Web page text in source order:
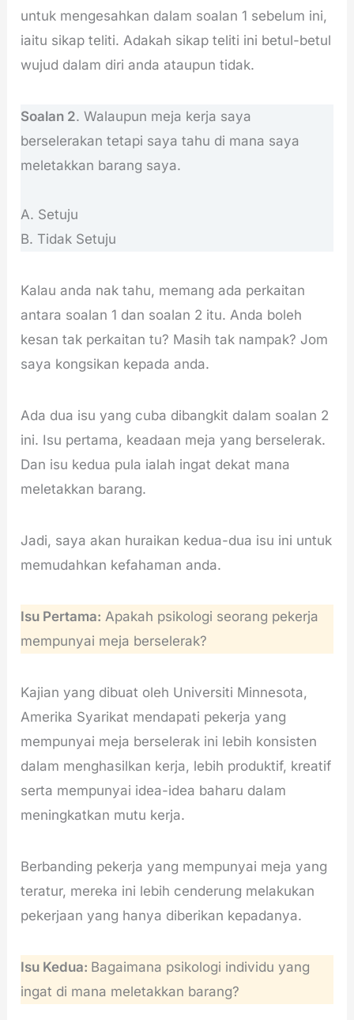
untuk mengesahkan dalam soalan 1 sebelum ini,
iaitu sikap teliti. Adakah sikap teliti ini betul-betul
wujud dalam diri anda ataupun tidak.
Soalan 2. Walaupun meja kerja saya
berselerakan tetapi saya tahu di mana saya
meletakkan barang saya.
A. Setuju
B. Tidak Setuju
Kalau anda nak tahu, memang ada perkaitan
antara soalan 1 dan soalan 2 itu. Anda boleh
kesan tak perkaitan tu? Masih tak nampak? Jom
saya kongsikan kepada anda.
Ada dua isu yang cuba dibangkit dalam soalan 2
ini. Isu pertama, keadaan meja yang berselerak.
Dan isu kedua pula ialah ingat dekat mana
meletakkan barang.
Jadi, saya akan huraikan kedua-dua isu ini untuk
memudahkan kefahaman anda.
Isu Pertama: Apakah psikologi seorang pekerja
mempunyai meja berselerak?
Kajian yang dibuat oleh Universiti Minnesota,
Amerika Syarikat mendapati pekerja yang
mempunyai meja berselerak ini lebih konsisten
dalam menghasilkan kerja, lebih produktif, kreatif
serta mempunyai idea-idea baharu dalam
meningkatkan mutu kerja.
Berbanding pekerja yang mempunyai meja yang
teratur, mereka ini lebih cenderung melakukan
pekerjaan yang hanya diberikan kepadanya.
Isu Kedua: Bagaimana psikologi individu yang
ingat di mana meletakkan barang?